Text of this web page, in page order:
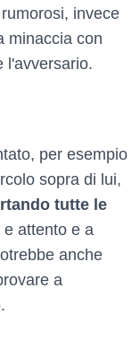
invece
minaccia con
l'avversario.
per esempio
sopra di lui,
tutte le
attento e a
anche
a